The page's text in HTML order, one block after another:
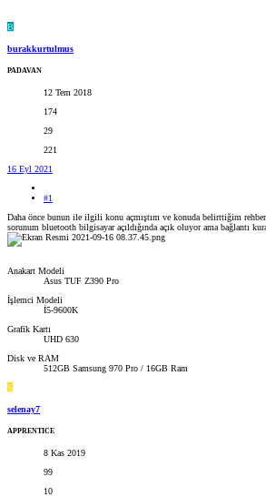
B
burakkurtulmus
PADAVAN
12 Tem 2018
174
29
221
16 Eyl 2021
#1
Daha önce bunun ile ilgili konu açmıştım ve konuda belirttiğim
sorunum bluetooth bilgisayar açıldığında açık oluyor ama bağlantı
Anakart Modeli
Asus TUF Z390 Pro
İşlemci Modeli
İ5-9600K
Grafik Kartı
UHD 630
Disk ve RAM
512GB Samsung 970 Pro / 16GB Ram
S
selenay7
APPRENTICE
8 Kas 2019
99
10